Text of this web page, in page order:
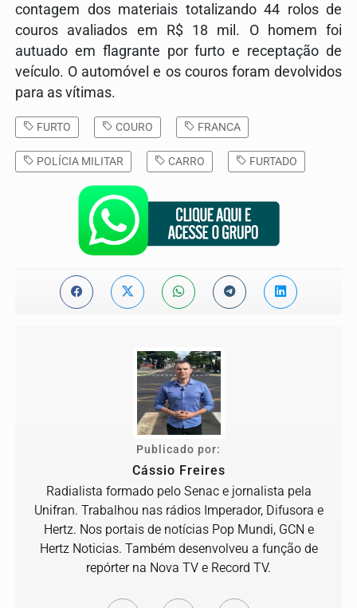
contagem dos materiais totalizando 44 rolos de
couros avaliados em R$ 18 mil. O homem foi
autuado em flagrante por furto e receptação de
veículo. O automóvel e os couros foram devolvidos
para as vítimas.
FURTO COURO FRANCA
POLÍCIA MILITAR CARRO FURTADO
Publicado por:
Cássio Freires
Radialista formado pelo Senac e jornalista pela
Unifran. Trabalhou nas rádios Imperador, Difusora e
Hertz. Nos portais de notícias Pop Mundi, GCN e
Hertz Noticias. Também desenvolveu a função de
repórter na Nova TV e Record TV.